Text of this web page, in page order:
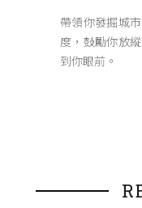
帶領你發掘城
度，鼓勵你放
到你眼前。